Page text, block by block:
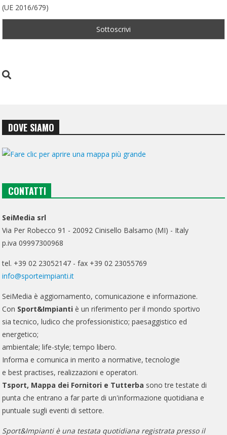
(UE 2016/679)
DOVE SIAMO
CONTATTI
SeiMedia srl
Via Per Robecco 91 - 20092 Cinisello Balsamo (MI) - Italy
p.iva 09997300968
tel. +39 02 23052147 - fax +39 02 23055769
info@sporteimpianti.it
SeiMedia è aggiornamento, comunicazione e informazione.
Con Sport&Impianti è un riferimento per il mondo sportivo
sia tecnico, ludico che professionistico; paesaggistico ed
energetico;
ambientale; life-style; tempo libero.
Informa e comunica in merito a normative, tecnologie
e best practises, realizzazioni e operatori.
Tsport, Mappa dei Fornitori e Tutterba sono tre testate di
punta che entrano a far parte di un'informazione quotidiana e
puntuale sugli eventi di settore.
Sport&Impianti è una testata quotidiana registrata presso il